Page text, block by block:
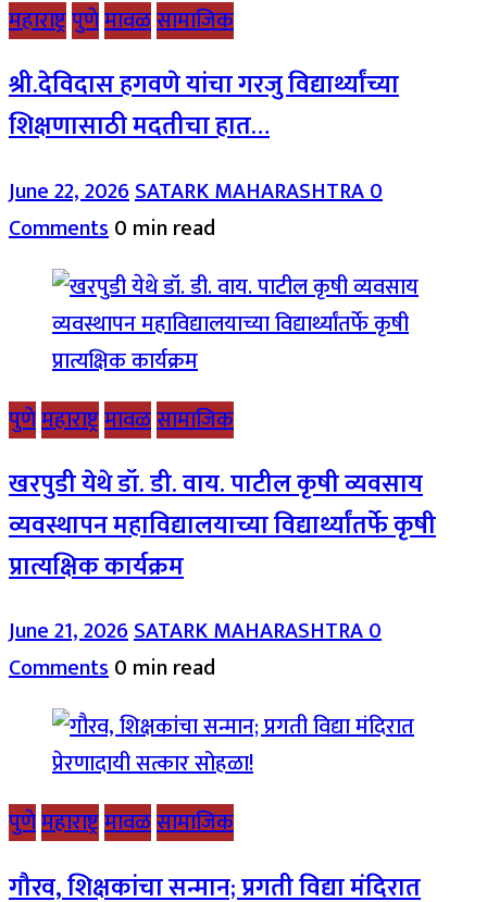
महाराष्ट्रपुणेमावळसामाजिक
श्री.देविदास हगवणे यांचा गरजु विद्यार्थ्यांच्या
शिक्षणासाठी मदतीचा हात…
June 22, 2026SATARK MAHARASHTRA0
Comments0 min read
पुणेमहाराष्ट्रमावळसामाजिक
खरपुडी येथे डॉ. डी. वाय. पाटील कृषी व्यवसाय
व्यवस्थापन महाविद्यालयाच्या विद्यार्थ्यांतर्फे कृषी
प्रात्यक्षिक कार्यक्रम
June 21, 2026SATARK MAHARASHTRA0
Comments0 min read
पुणेमहाराष्ट्रमावळसामाजिक
गौरव, शिक्षकांचा सन्मान; प्रगती विद्या मंदिरात